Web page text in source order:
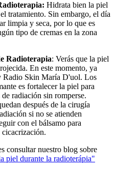
Hidrata bien la piel
tratamiento. Sin embargo, el día
limpia y seca, por lo que es
tipo de cremas en la zona
Radioterapia: Verás que la piel
En este momento, ya
Radio Skin María D'uol. Los
es fortalecer la piel para
radiación sin romperse.
después de la cirugía
si no se atienden
con el bálsamo para
consultar nuestro blog sobre
piel durante la radioterápia"